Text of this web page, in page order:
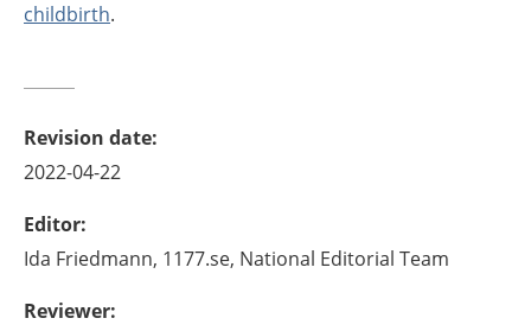
childbirth.
Revision date:
2022-04-22
Editor:
Ida Friedmann, 1177.se, National Editorial Team
Reviewer: